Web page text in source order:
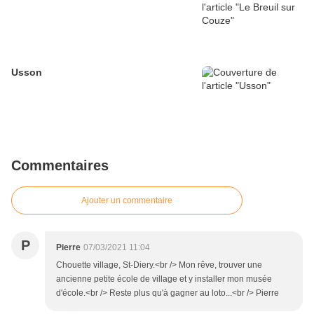
Usson
Commentaires
Ajouter un commentaire
P Pierre 07/03/2021 11:04
Chouette village, St-Diery.<br /> Mon rêve, trouver une
ancienne petite école de village et y installer mon musée
d'école.<br /> Reste plus qu'à gagner au loto...<br /> Pierre